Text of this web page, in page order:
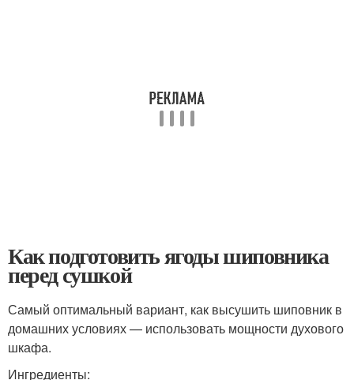
Как подготовить ягоды шиповника
перед сушкой
Самый оптимальный вариант, как высушить шиповник в
домашних условиях — использовать мощности духового
шкафа.
Ингредиенты: